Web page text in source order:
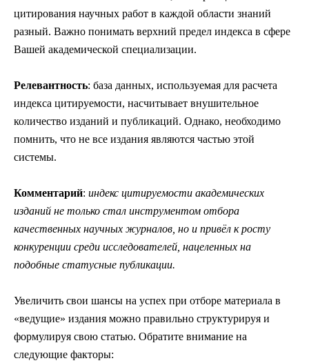
цитирования научных работ в каждой области знаний
разный. Важно понимать верхний предел индекса в сфере
Вашей академической специализации.
Релевантность: база данных, используемая для расчета
индекса цитируемости, насчитывает внушительное
количество изданий и публикаций. Однако, необходимо
помнить, что не все издания являются частью этой
системы.
Комментарий: индекс цитируемости академических
изданий не только стал инструментом отбора
качественных научных журналов, но и привёл к росту
конкуренции среди исследователей, нацеленных на
подобные статусные публикации.
Увеличить свои шансы на успех при отборе материала в
«ведущие» издания можно правильно структурируя и
формулируя свою статью. Обратите внимание на
следующие факторы: